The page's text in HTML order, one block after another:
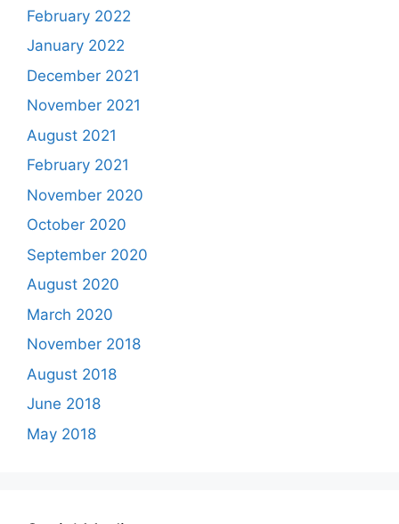
February 2022
January 2022
December 2021
November 2021
August 2021
February 2021
November 2020
October 2020
September 2020
August 2020
March 2020
November 2018
August 2018
June 2018
May 2018